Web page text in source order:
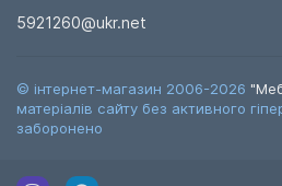
5921260@ukr.net
© інтернет-магазин 2006-2026
матеріалів сайту без активного
заборонено